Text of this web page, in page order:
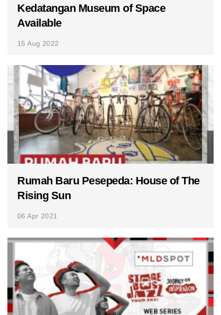
Kedatangan Museum of Space
Available
15 Aug 2022
Rumah Baru Pesepeda: House of The
Rising Sun
06 Apr 2021